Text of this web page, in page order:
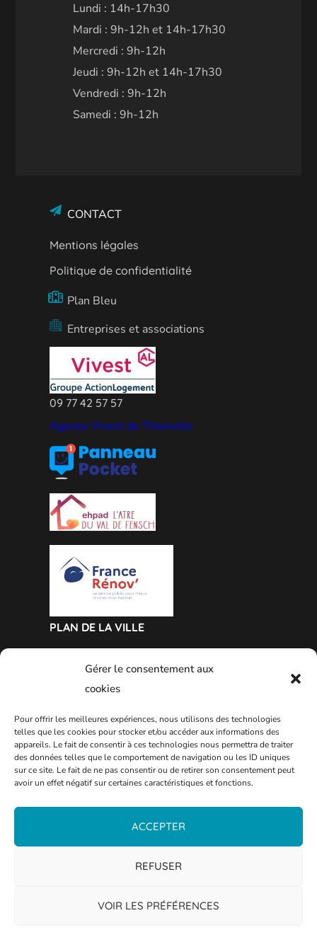
Gérer le consentement aux
cookies
Pour offrir les meilleures expériences, nous utilisons des technologies
telles que les cookies pour stocker et/ou accéder aux informations des
appareils. Le fait de consentir à ces technologies nous permettra de traiter
des données telles que le comportement de navigation ou les ID uniques
sur ce site. Le fait de ne pas consentir ou de retirer son consentement peut
avoir un effet négatif sur certaines caractéristiques et fonctions.
ACCEPTER
REFUSER
VOIR LES PRÉFÉRENCES
Lundi : 14h-17h30
Mardi : 9h-12h et 14h-17h30
Mercredi : 9h-12h
Jeudi : 9h-12h et 14h-17h30
Vendredi : 9h-12h
Samedi : 9h-12h
CONTACT
Mentions légales
Politique de confidentialité
Plan Bleu
Entreprises et associations
09 77 42 57 57
Agence Vivest de Thionville
PLAN DE LA VILLE